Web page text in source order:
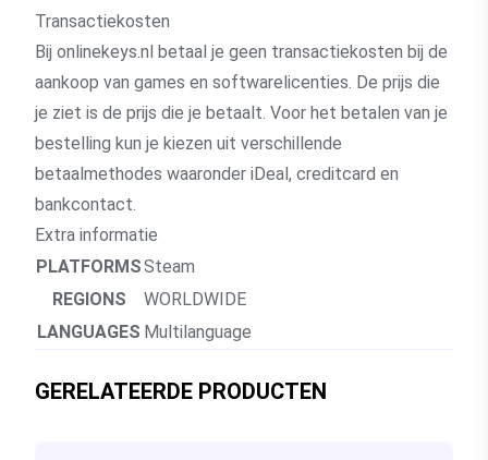
Transactiekosten
Bij onlinekeys.nl betaal je geen transactiekosten bij de
aankoop van games en softwarelicenties. De prijs die
je ziet is de prijs die je betaalt. Voor het betalen van je
bestelling kun je kiezen uit verschillende
betaalmethodes waaronder iDeal, creditcard en
bankcontact.
Extra informatie
PLATFORMSSteam
REGIONS
WORLDWIDE
LANGUAGES Multilanguage
GERELATEERDE PRODUCTEN